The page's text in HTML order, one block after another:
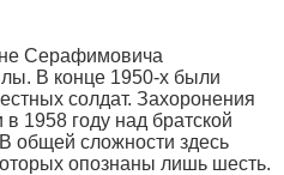
Серафимовича
В конце 1950-х были
солдат. Захоронения
1958 году над братской
общей сложности здесь
опознаны лишь шесть.